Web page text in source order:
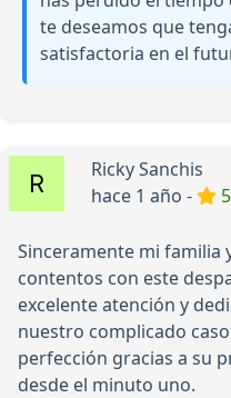
te deseamos que
satisfactoria en el
Ricky Sanchis
hace 1 año -
Sinceramente mi familia
contentos con este
excelente atención y
nuestro complicado
perfección gracias a su
desde el minuto uno.